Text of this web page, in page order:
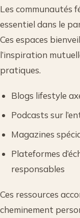
Les communautés
essentiel dans le
Ces espaces
l’inspiration
pratiques.
Blogs lifestyle
Podcasts sur
Magazines
Plateformes
responsables
Ces ressources
cheminement